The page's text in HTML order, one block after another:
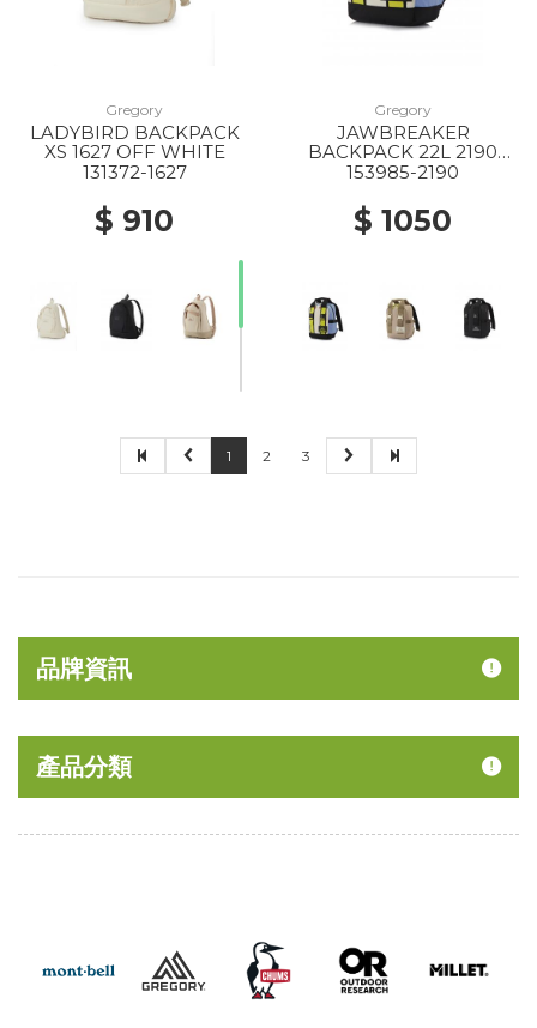
30% Off
Gregory
LADYBIRD BACKPACK
XS 1627 OFF WHITE
131372-1627
$ 910
Gregory
JAWBREAKER
BACKPACK 22L 2190
CORNFLOWER
153985-2190
$ 1050
1 2 3
品牌資訊
產品分類